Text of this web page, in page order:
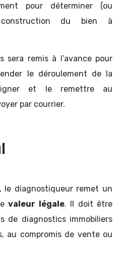
pour déterminer (ou
du bien à
sera remis à l’avance pour
le déroulement de la
et le remettre au
par courrier.
le diagnostiqueur remet un
valeur légale. Il doit être
de diagnostics immobiliers
au compromis de vente ou